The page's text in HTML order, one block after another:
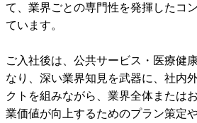
て、業界ごとの専門性を発揮したコ
ています。
ご入社後は、公共サービス・医療健
なり、深い業界知見を武器に、社内
クトを組みながら、業界全体または
業価値が向上するためのプラン策定